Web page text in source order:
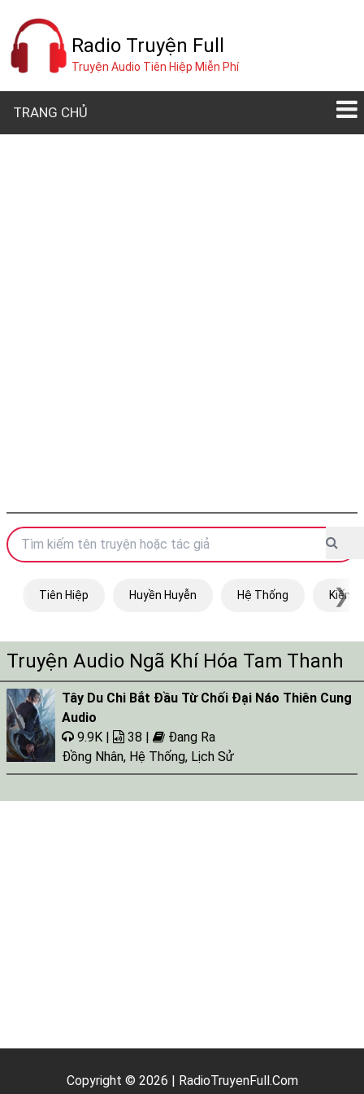
Radio Truyện Full
Truyện Audio Tiên Hiệp Miễn Phí
TRANG CHỦ
Tiên Hiệp Huyền Huyễn Hệ Thống Kiếm
❯
Truyện Audio Ngã Khí Hóa Tam Thanh
Tây Du Chi Bắt Đầu Từ Chối Đại Náo Thiên Cung
Audio
9.9K |
38 |
Đang Ra
Đồng Nhân, Hệ Thống, Lịch Sử
Copyright © 2026 | RadioTruyenFull.Com